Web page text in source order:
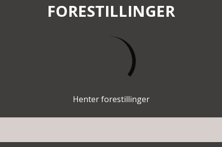
FORESTILLINGER
Henter forestillinger